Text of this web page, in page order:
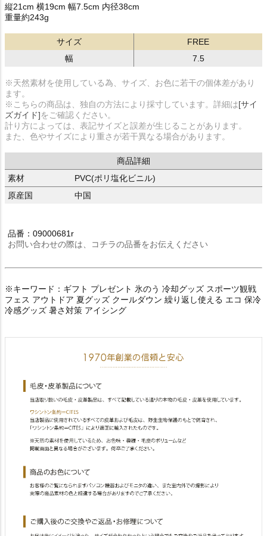
縦21cm 横19cm 幅7.5cm 内径38cm
重量約243g
サイズ
FREE
幅
7.5
※天然素材を使用している為、サイズ、お色に若干の個体差があり
ます。
※こちらの商品は、独自の方法により採寸しています。詳細は[サイ
ズガイド]をご確認ください。
計り方によっては、表記サイズと誤差が生じることがあります。
また、色やサイズにより重さが若干異なる場合があります。
商品詳細
素材
PVC(ポリ塩化ビニル)
原産国
中国
品番：09000681r
お問い合わせの際は、コチラの品番をお伝えください
※キーワード：ギフト プレゼント 氷のう 冷却グッズ スポーツ観戦
フェス アウトドア 夏グッズ クールダウン 繰り返し使える エコ 保冷
冷感グッズ 暑さ対策 アイシング